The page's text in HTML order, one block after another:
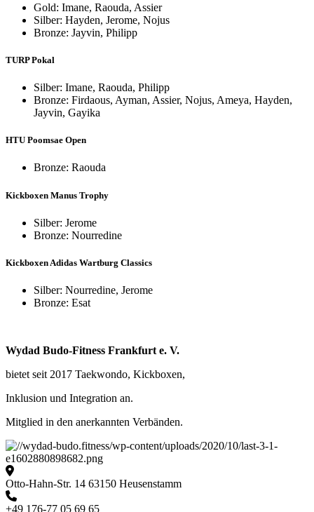
Gold: Imane, Raouda, Assier
Silber: Hayden, Jerome, Nojus
Bronze: Jayvin, Philipp
TURP Pokal
Silber: Imane, Raouda, Philipp
Bronze: Firdaous, Ayman, Assier, Nojus, Ameya, Hayden,
Jayvin, Gayika
HTU Poomsae Open
Bronze: Raouda
Kickboxen Manus Trophy
Silber: Jerome
Bronze: Nourredine
Kickboxen Adidas Wartburg Classics
Silber: Nourredine, Jerome
Bronze: Esat
Wydad Budo-Fitness Frankfurt e. V.
bietet seit 2017 Taekwondo, Kickboxen,
Inklusion und Integration an.
Mitglied in den anerkannten Verbänden.
Otto-Hahn-Str. 14 63150 Heusenstamm
+49 176-77 05 69 65